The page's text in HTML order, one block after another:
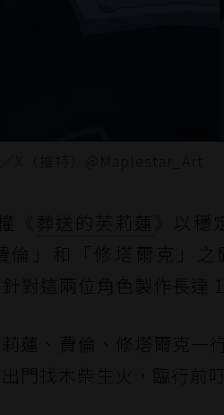
《 葬送的芙莉蓮
》以
倫」和「修塔爾克」
對這兩位角色製作長達
蓮、費倫、修塔爾克一
門找木柴生火，臨行前